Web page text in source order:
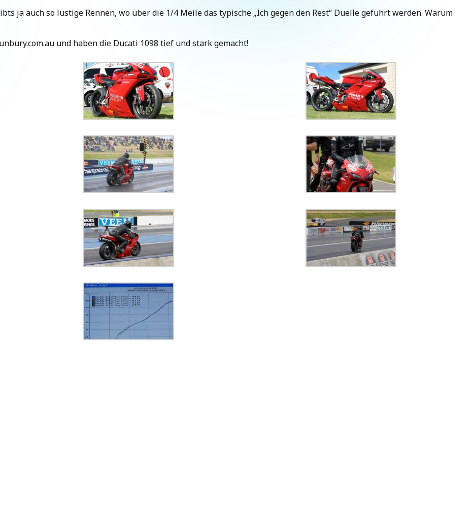
ja auch so lustige Rennen, wo über die 1/4 Meile das typische „Ich gegen den Rest“ Duelle geführt werden. Warum
und haben die Ducati 1098 tief und stark gemacht!